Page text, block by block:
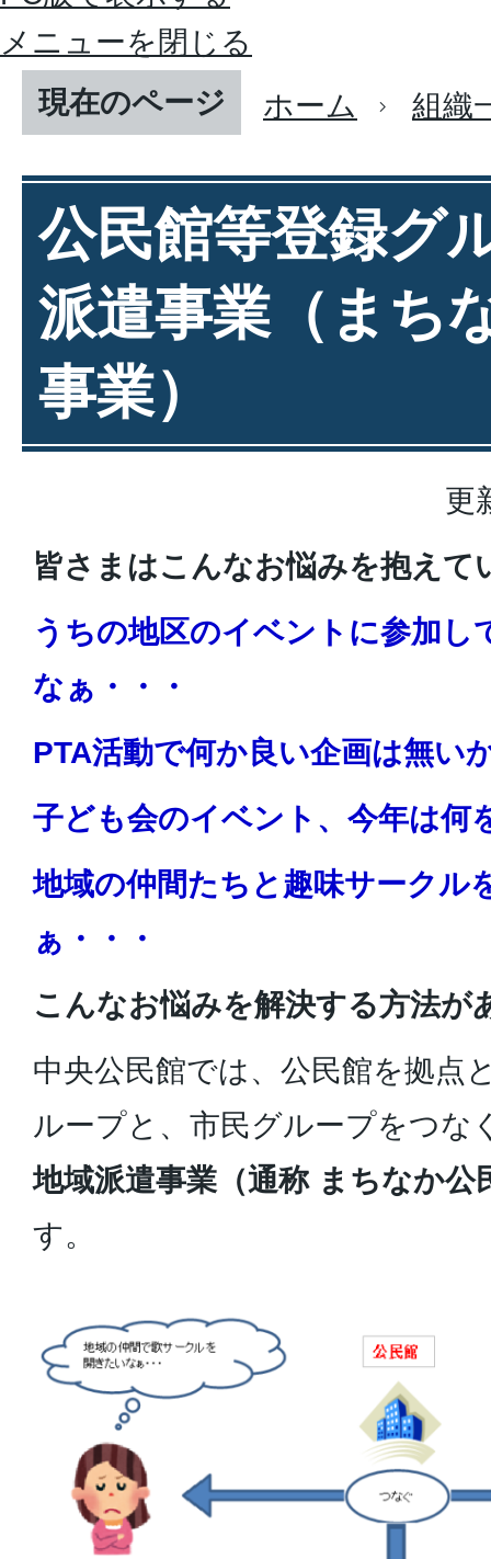
メニューを閉じる
現在のページ
ホーム 組織
公民館等登録グ
派遣事業（まち
事業）
更
皆さまはこんなお悩みを抱えて
うちの地区のイベントに参加し
なぁ・・・
PTA活動で何か良い企画は無い
子ども会のイベント、今年は何
地域の仲間たちと趣味サークル
ぁ・・・
こんなお悩みを解決する方法が
中央公民館では、公民館を拠点
ループと、市民グループをつな
地域派遣事業（通称 まちなか公
す。